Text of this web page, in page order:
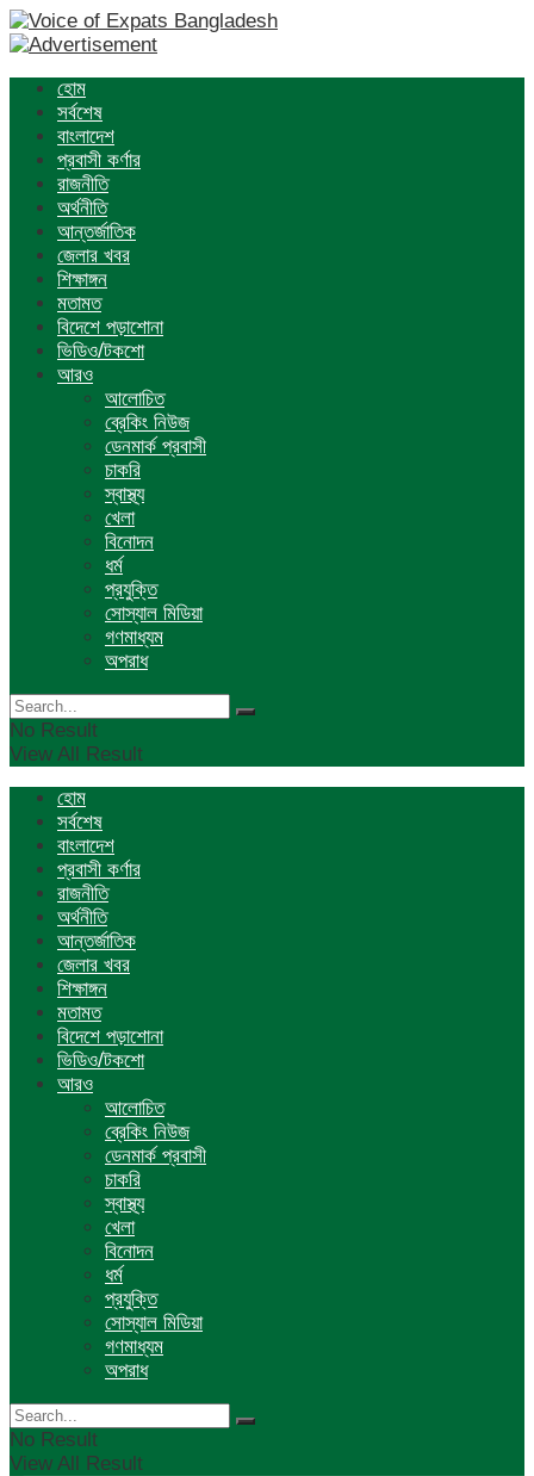
হোম
সর্বশেষ
বাংলাদেশ
প্রবাসী কর্ণার
রাজনীতি
অর্থনীতি
আন্তর্জাতিক
জেলার খবর
শিক্ষাঙ্গন
মতামত
বিদেশে পড়াশোনা
ভিডিও/টকশো
আরও
আলোচিত
ব্রেকিং নিউজ
ডেনমার্ক প্রবাসী
চাকরি
স্বাস্থ্য
খেলা
বিনোদন
ধর্ম
প্রযুক্তি
সোস্যাল মিডিয়া
গণমাধ্যম
অপরাধ
No Result
View All Result
হোম
সর্বশেষ
বাংলাদেশ
প্রবাসী কর্ণার
রাজনীতি
অর্থনীতি
আন্তর্জাতিক
জেলার খবর
শিক্ষাঙ্গন
মতামত
বিদেশে পড়াশোনা
ভিডিও/টকশো
আরও
আলোচিত
ব্রেকিং নিউজ
ডেনমার্ক প্রবাসী
চাকরি
স্বাস্থ্য
খেলা
বিনোদন
ধর্ম
প্রযুক্তি
সোস্যাল মিডিয়া
গণমাধ্যম
অপরাধ
No Result
View All Result